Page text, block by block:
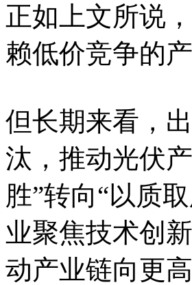
正如上文所说
赖低价竞争的
但长期来看，
汰，推动光伏
胜”转向“以质
业聚焦技术创
动产业链向更